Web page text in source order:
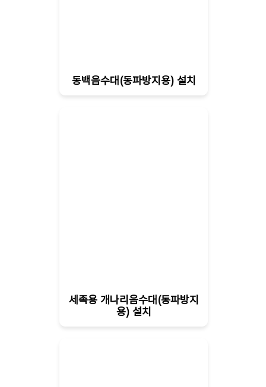
동백음수대(동파방지용) 설치
세족용 개나리음수대(동파방지
용) 설치